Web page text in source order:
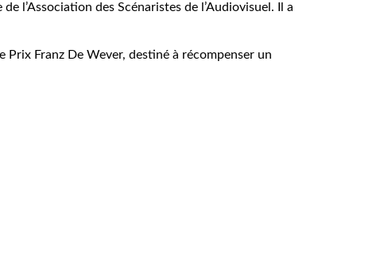
l’Association des Scénaristes de l’Audiovisuel. Il a
Prix Franz De Wever, destiné à récompenser un